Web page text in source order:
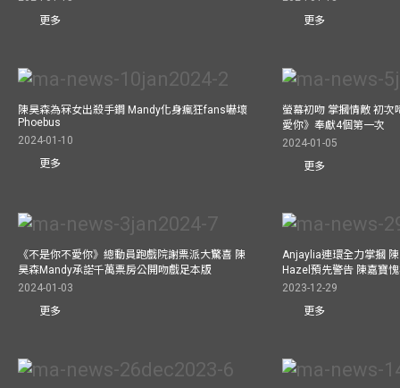
更多
更多
陳昊森為冧女出殺手鐧 Mandy化身瘋狂fans嚇壞
Phoebus
2024-01-10
更多
螢幕初吻 掌摑情敵 初次
愛你》奉獻4個第一次
2024-01-05
更多
《不是你不愛你》總動員跑戲院謝票派大驚喜 陳
昊森Mandy承諾千萬票房公開吻戲足本版
2024-01-03
更多
Anjaylia連環全力掌摑
Hazel預先警告 陳嘉寶
2023-12-29
更多